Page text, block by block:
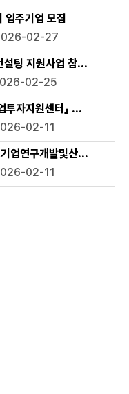
입주기업 모집
02-27
팅 지원사업 참여기업 모
02-25
자지원센터」 수혜기업 모
02-11
연구개발및산업화지원
02-11